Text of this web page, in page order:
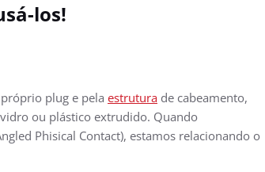
los!
plug e pela estrutura de cabeamento,
ou plástico extrudido. Quando
Phisical Contact), estamos relacionando o